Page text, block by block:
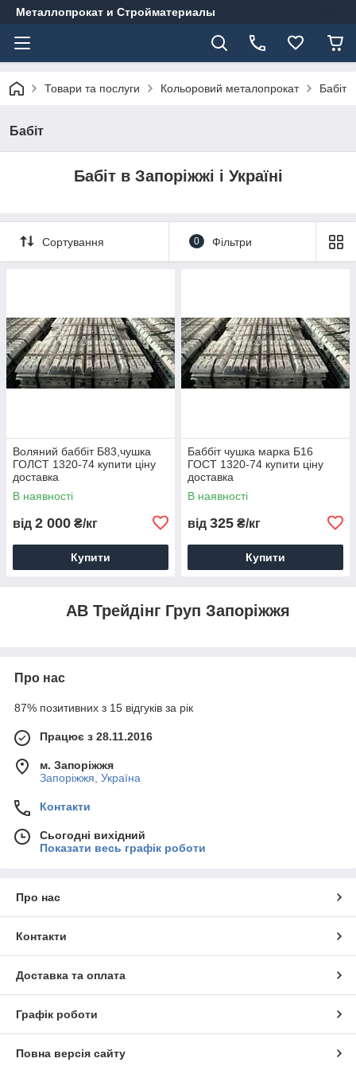
Металлопрокат и Стройматериалы
Товари та послуги Кольоровий металопрокат Бабіт
Бабіт
Бабіт в Запоріжжі і Україні
Сортування 0 Фільтри
Воляний баббіт Б83,чушка
ГОЛСТ 1320-74 купити ціну
доставка
В наявності
від 2 000 ₴/кг
Купити
Баббіт чушка марка Б16
ГОСТ 1320-74 купити ціну
доставка
В наявності
від 325 ₴/кг
Купити
АВ Трейдінг Груп Запоріжжя
Про нас
87% позитивних з 15 відгуків за рік
Працює з 28.11.2016
м. Запоріжжя
Запоріжжя, Україна
Контакти
Сьогодні вихідний
Показати весь графік роботи
Про нас
Контакти
Доставка та оплата
Графік роботи
Повна версія сайту